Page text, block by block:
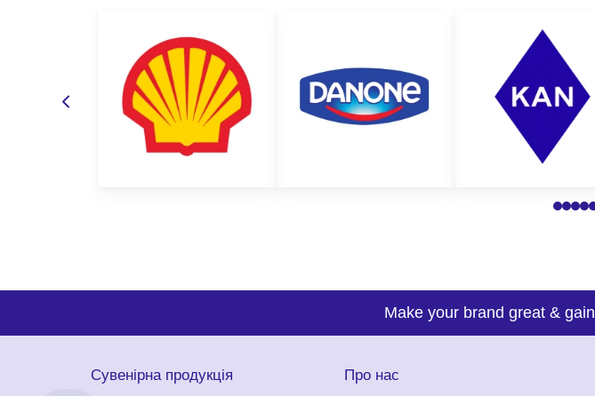
Make your brand great & gain
Сувенірна продукція Про нас